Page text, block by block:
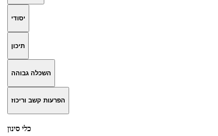
יסודי
תיכון
השכלה גבוהה
הפרעות קשב וריכוז
כלי סינון